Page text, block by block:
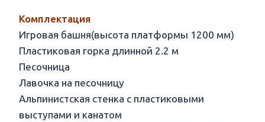
Комплектация
Игровая башня(высота платформы 1200 мм)
Пластиковая горка длинной 2.2 м
Песочница
Лавочка на песочницу
Альпинистская стенка с пластиковыми
выступами и канатом